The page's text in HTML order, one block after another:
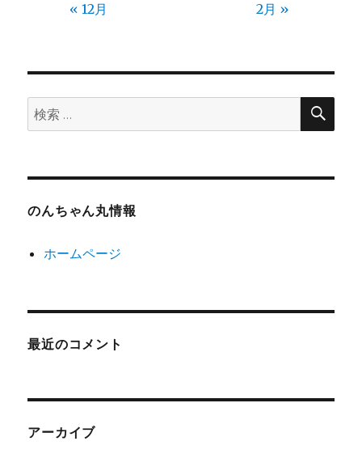
« 12月 2月 »
検
索:
検
のんちゃん丸情報
ホームページ
最近のコメント
アーカイブ